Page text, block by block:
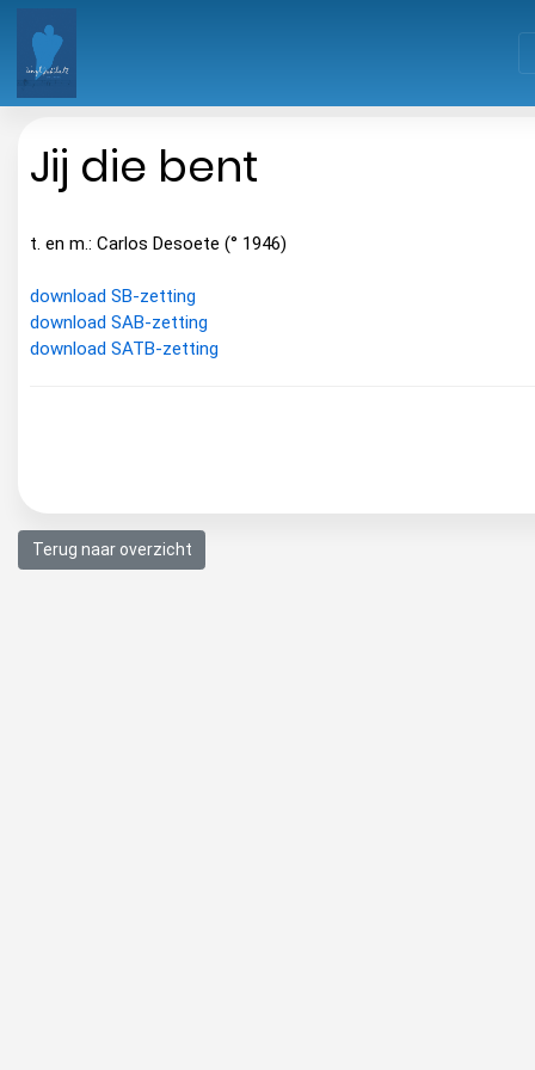
Jij die bent
t. en m.: Carlos Desoete (° 1946)
download SB-zetting
download SAB-zetting
download SATB-zetting
Terug naar overzicht